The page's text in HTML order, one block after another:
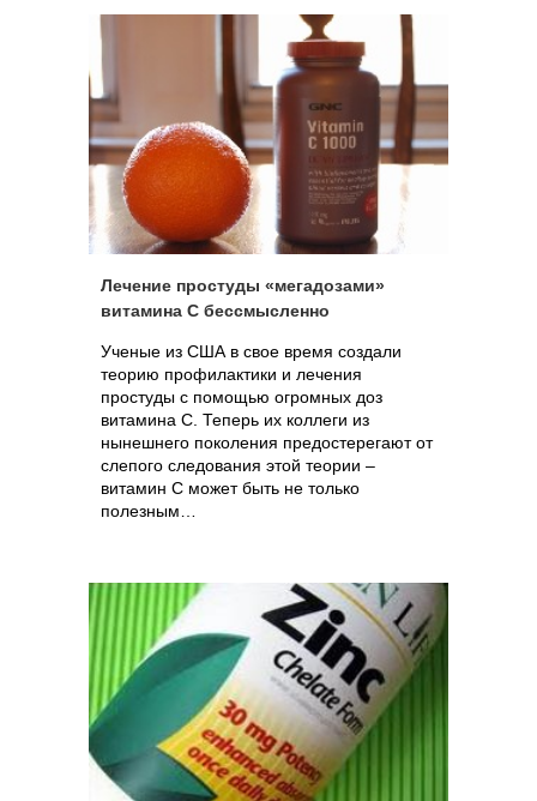
Лечение простуды «мегадозами»
витамина С бессмысленно
Ученые из США в свое время создали
теорию профилактики и лечения
простуды с помощью огромных доз
витамина С. Теперь их коллеги из
нынешнего поколения предостерегают от
слепого следования этой теории –
витамин С может быть не только
полезным…